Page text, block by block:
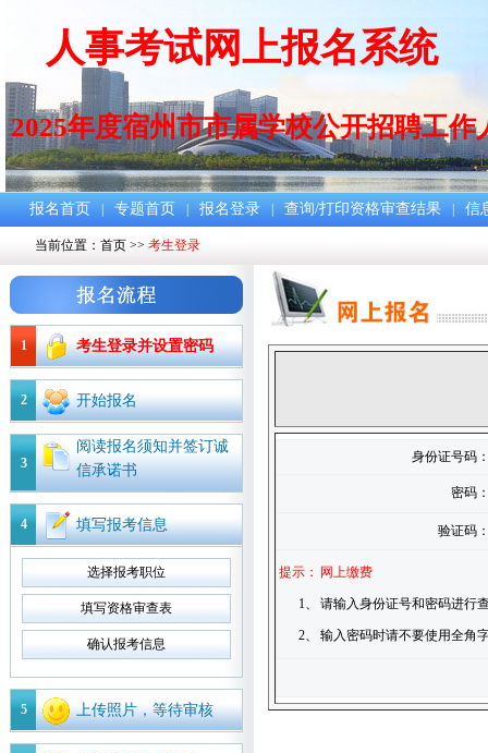
人事考试网上报名系统
2025年度宿州市市属学校公开招聘工作
报名首页 专题首页 报名登录 查询/打印资格审查结果 信
当前位置： 首页 >> 考生登录
1 考生登录并设置密码
2 开始报名
3
阅读报名须知并签订诚
信承诺书
4 填写报考信息
选择报考职位
填写资格审查表
确认报考信息
5 上传照片，等待审核
身份证号码
密码
验证码
提示： 网上缴费
1、 请输入身份证号和密码进行
2、 输入密码时请不要使用全角